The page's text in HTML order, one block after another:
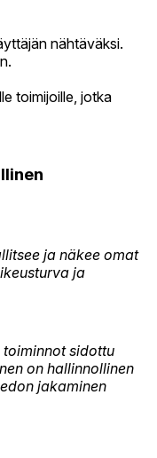
nähtäväksi.
toimijoille, jotka
ja näkee omat
ja
toiminnot sidottu
on hallinnollinen
jakaminen